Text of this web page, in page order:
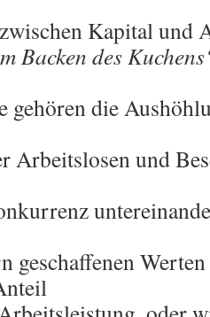
Kapital und
Backen des
gehören die
Arbeitslosen und
geschaffenen